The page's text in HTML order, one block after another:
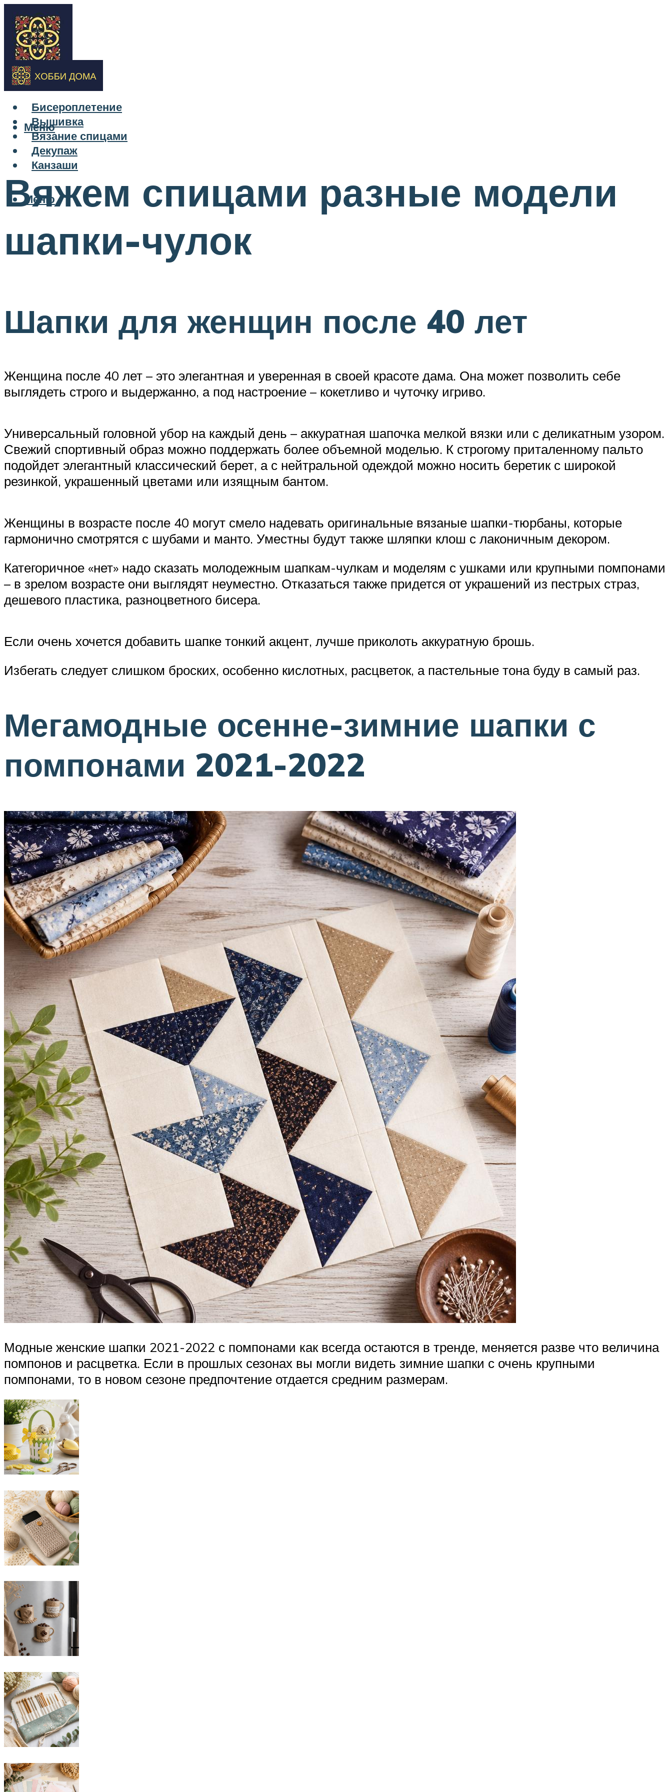
Бисероплетение
Вышивка
Вязание спицами
Декупаж
Канзаши
Меню
Меню
Вяжем спицами разные модели
шапки-чулок
Шапки для женщин после 40 лет
Женщина после 40 лет – это элегантная и уверенная в своей красоте дама. Она может позволить себе
выглядеть строго и выдержанно, а под настроение – кокетливо и чуточку игриво.
Универсальный головной убор на каждый день – аккуратная шапочка мелкой вязки или с деликатным узором.
Свежий спортивный образ можно поддержать более объемной моделью. К строгому приталенному пальто
подойдет элегантный классический берет, а с нейтральной одеждой можно носить беретик с широкой
резинкой, украшенный цветами или изящным бантом.
Женщины в возрасте после 40 могут смело надевать оригинальные вязаные шапки-тюрбаны, которые
гармонично смотрятся с шубами и манто. Уместны будут также шляпки клош с лаконичным декором.
Категоричное «нет» надо сказать молодежным шапкам-чулкам и моделям с ушками или крупными помпонами
– в зрелом возрасте они выглядят неуместно. Отказаться также придется от украшений из пестрых страз,
дешевого пластика, разноцветного бисера.
Если очень хочется добавить шапке тонкий акцент, лучше приколоть аккуратную брошь.
Избегать следует слишком броских, особенно кислотных, расцветок, а пастельные тона буду в самый раз.
Мегамодные осенне-зимние шапки с
помпонами 2021-2022
Модные женские шапки 2021-2022 с помпонами как всегда остаются в тренде, меняется разве что величина
помпонов и расцветка. Если в прошлых сезонах вы могли видеть зимние шапки с очень крупными
помпонами, то в новом сезоне предпочтение отдается средним размерам.